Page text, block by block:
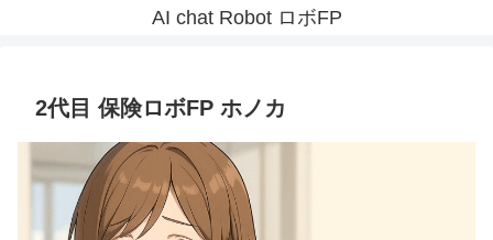
AI chat Robot ロボFP
2代目 保険ロボFP ホノカ